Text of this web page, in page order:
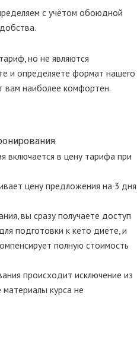
с учётом обоюдной
но не являются
и определяете формат нашего
вам наиболее комфортен.
включается в цену тарифа при
цену предложения на 3 дня
вы сразу получаете доступ
подготовки к кето диете, и
полную стоимость
происходит исключение из
курса не